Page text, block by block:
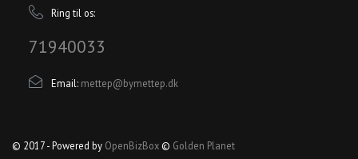
Ring til os:
71940033
Email: mettep@bymettep.dk
© 2017 - Powered by OpenBizBox © Golden Planet